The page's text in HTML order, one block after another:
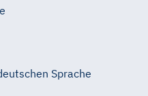
Sprache